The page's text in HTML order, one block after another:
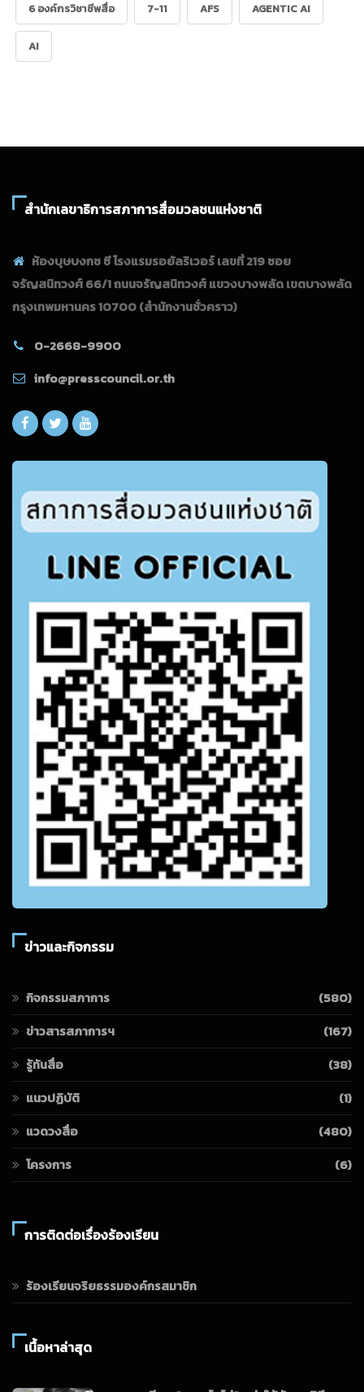
6 องค์กรวิชาชีพสื่อ 7-11 AFS AGENTIC AI
AI
สำนักเลขาธิการสภาการสื่อมวลชนแห่งชาติ
ห้องบุษบงกช ซี โรงแรมรอยัลริเวอร์ เลขที่ 219 ซอย
จรัญสนิทวงศ์ 66/1 ถนนจรัญสนิทวงศ์ แขวงบางพลัด เขตบางพลัด
กรุงเทพมหานคร 10700(สำนักงานชั่วคราว)
0-2668-9900
info@presscouncil.or.th
ข่าวและกิจกรรม
กิจกรรมสภาการ
(580)
ข่าวสารสภาการฯ
(167)
รู้ทันสื่อ
(38)
แนวปฏิบัติ
(1)
แวดวงสื่อ
(480)
โครงการ
(6)
การติดต่อเรื่องร้องเรียน
ร้องเรียนจริยธรรมองค์กรสมาชิก
เนื้อหาล่าสุด